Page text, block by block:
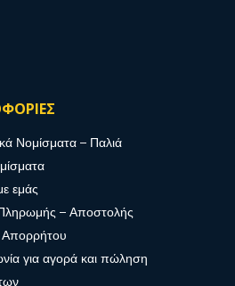
Νομίσματα – Παλιά
εμάς
– Αποστολής
Απορρήτου
για αγορά και πώληση